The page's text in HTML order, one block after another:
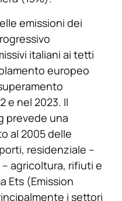
emissioni dei
italiani ai tetti
europeo
e nel 2023. Il
prevede una
al 2005 delle
residenziale –
agricoltura, rifiuti e
Ets (Emission
i settori